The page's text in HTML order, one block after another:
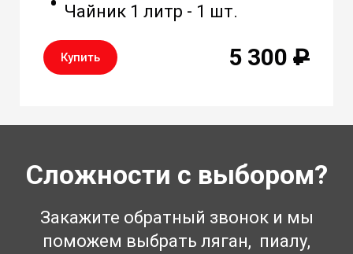
Чайник 1 литр - 1 шт.
Купить 5 300 ₽
Сложности с выбором?
Закажите обратный звонок и мы
поможем выбрать ляган, пиалу,